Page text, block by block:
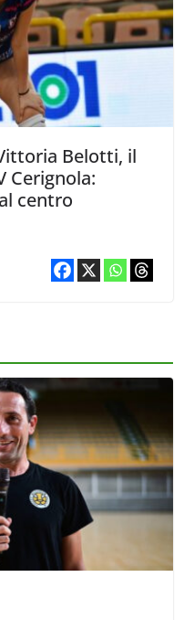
Belotti, il
Cerignola:
centro